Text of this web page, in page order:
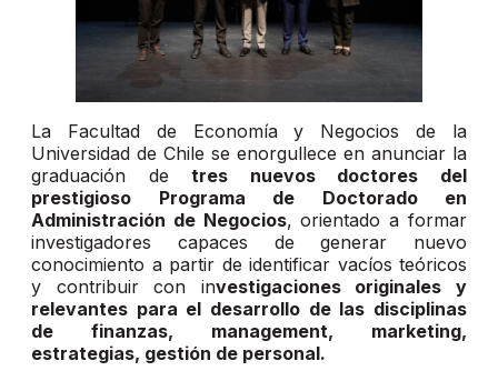
La Facultad de Economía y Negocios de la
Universidad de Chile se enorgullece en anunciar la
graduación detres nuevos doctores del
prestigioso Programa de Doctorado en
Administración de Negocios, orientado a formar
investigadores capaces de generar nuevo
conocimiento a partir de identificar vacíos teóricos
y contribuir con investigaciones originales y
relevantes para el desarrollo de las disciplinas
de finanzas, management, marketing,
estrategias, gestión de personal.